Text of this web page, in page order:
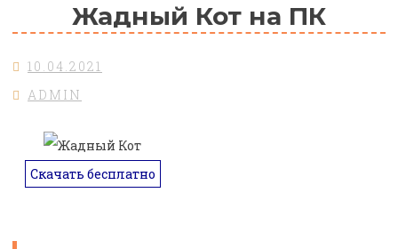
Жадный Кот на ПК
10.04.2021
ADMIN
Скачать бесплатно